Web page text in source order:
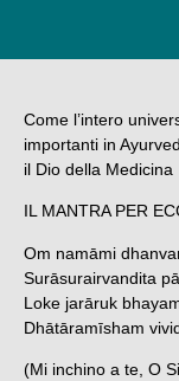
Come l’intero
importanti in
il Dio della Medicina
IL MANTRA PER
Om namāmi
Surāsurairvandita
Loke jarāruk
Dhātāramīsham
(Mi inchino a te, O